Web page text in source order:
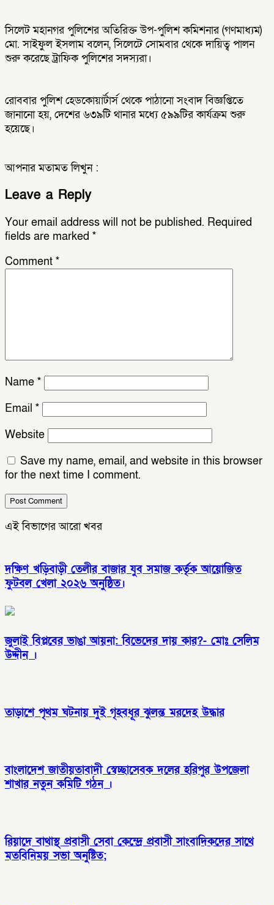
সিলেট মহানগর পুলিশের অতিরিক্ত উপ-পুলিশ কমিশনার (গণমাধ্যম)
মো. সাইফুল ইসলাম বলেন, সিলেটে সোমবার থেকে দায়িত্ব পালন
শুরু করেছে ট্রাফিক পুলিশের সদস্যরা।
রোববার পুলিশ হেডকোয়ার্টার্স থেকে পাঠানো সংবাদ বিজ্ঞপ্তিতে
জানানো হয়, দেশের ৬৩৯টি থানার মধ্যে ৫৯৯টির কার্যক্রম শুরু
হয়েছে।
আপনার মতামত লিখুন :
Leave a Reply
Your email address will not be published. Required
fields are marked *
Comment *
Name *
Email *
Website
Save my name, email, and website in this browser
for the next time I comment.
এই বিভাগের আরো খবর
দক্ষিণ খড়িবাড়ী তেলীর বাজার যুব সমাজ কর্তৃক আয়োজিত
ফুটবল খেলা ২০২৬ অনুষ্ঠিত।
জুলাই বিপ্লবের ভাঙা আয়না: বিভেদের দায় কার?- মোঃ সেলিম
উদ্দীন ।
তাড়াশে পৃথম ঘটনায় দুই গৃহবধূর ঝুলন্ত মরদেহ উদ্ধার
বাংলাদেশ জাতীয়তাবাদী স্বেচ্ছাসেবক দলের হরিপুর উপজেলা
শাখার নতুন কমিটি গঠন ।
রিয়াদে বাথাস্থ প্রবাসী সেবা কেন্দ্রে প্রবাসী সাংবাদিকদের সাথে
মতবিনিময় সভা অনুষ্টিত;